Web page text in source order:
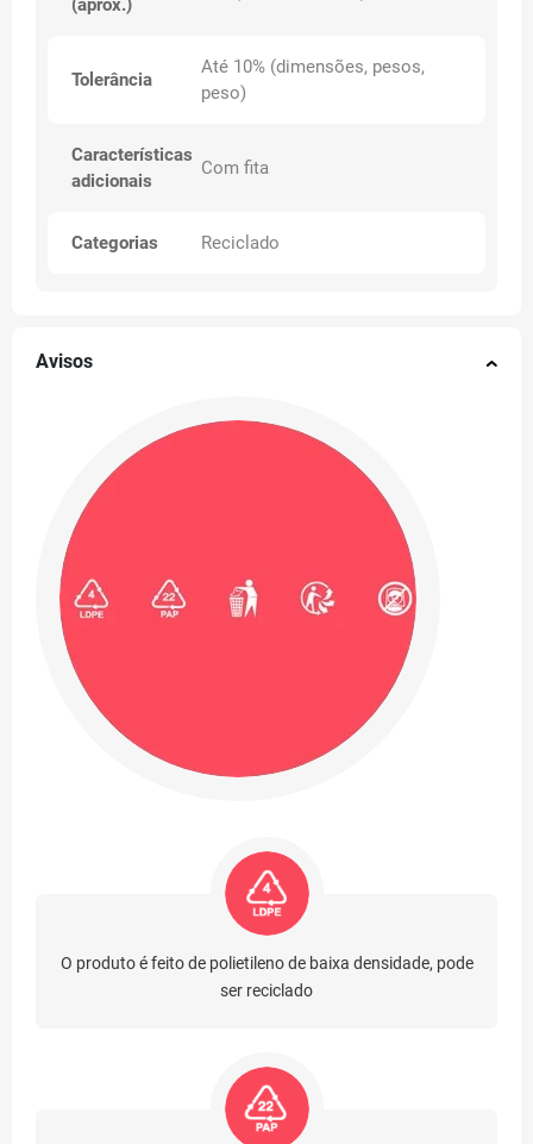
(aprox.)
Tolerância
Até 10% (dimensões, pesos,
peso)
Características
adicionais
Com fita
Categorias Reciclado
Avisos
O produto é feito de polietileno de baixa densidade, pode
ser reciclado